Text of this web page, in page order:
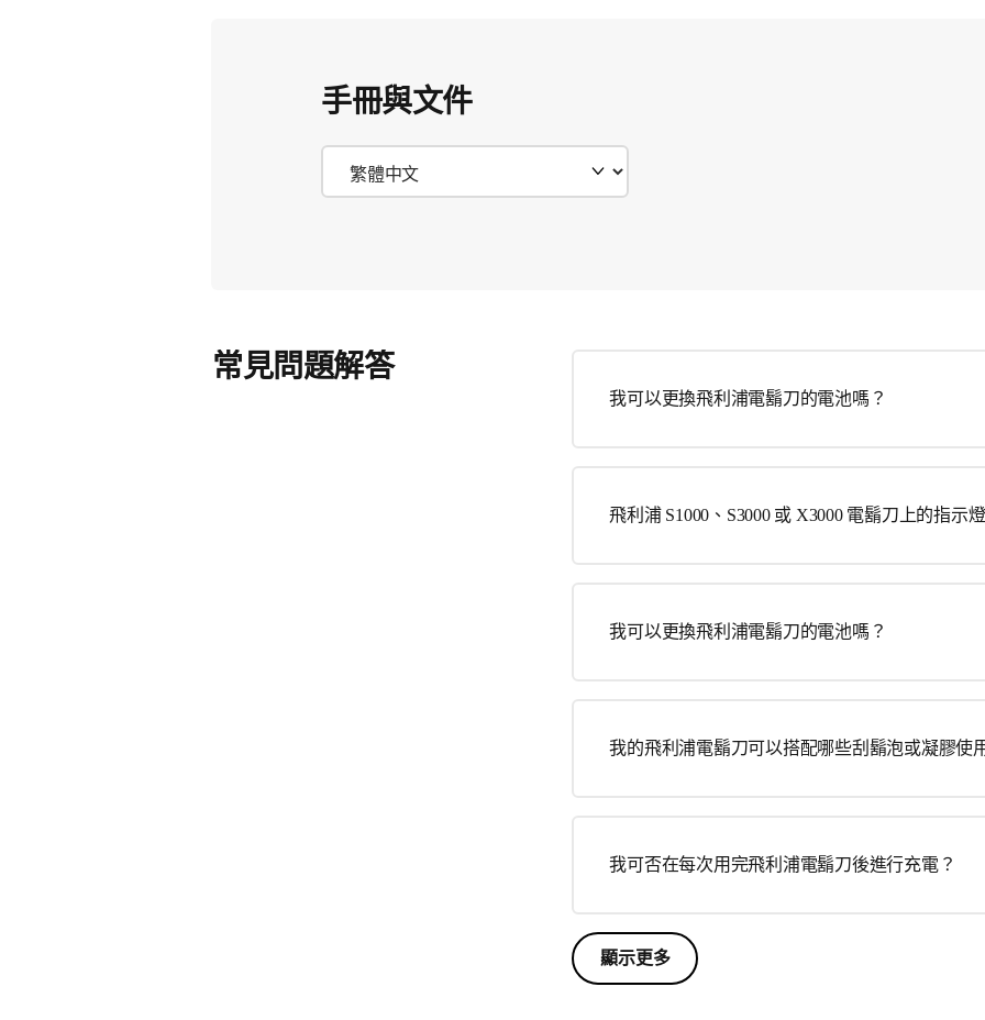
手冊與文件
常見問題解答
我可以更換飛利浦電鬍刀的電池嗎？
飛利浦 S1000、S3000 或 X3000 電鬍刀上的指示
我可以更換飛利浦電鬍刀的電池嗎？
我的飛利浦電鬍刀可以搭配哪些刮鬍泡或凝膠使
我可否在每次用完飛利浦電鬍刀後進行充電？
顯示更多